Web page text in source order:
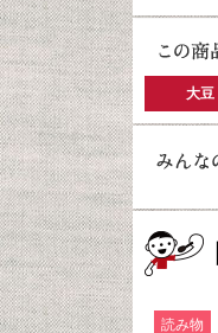
大豆
読み物